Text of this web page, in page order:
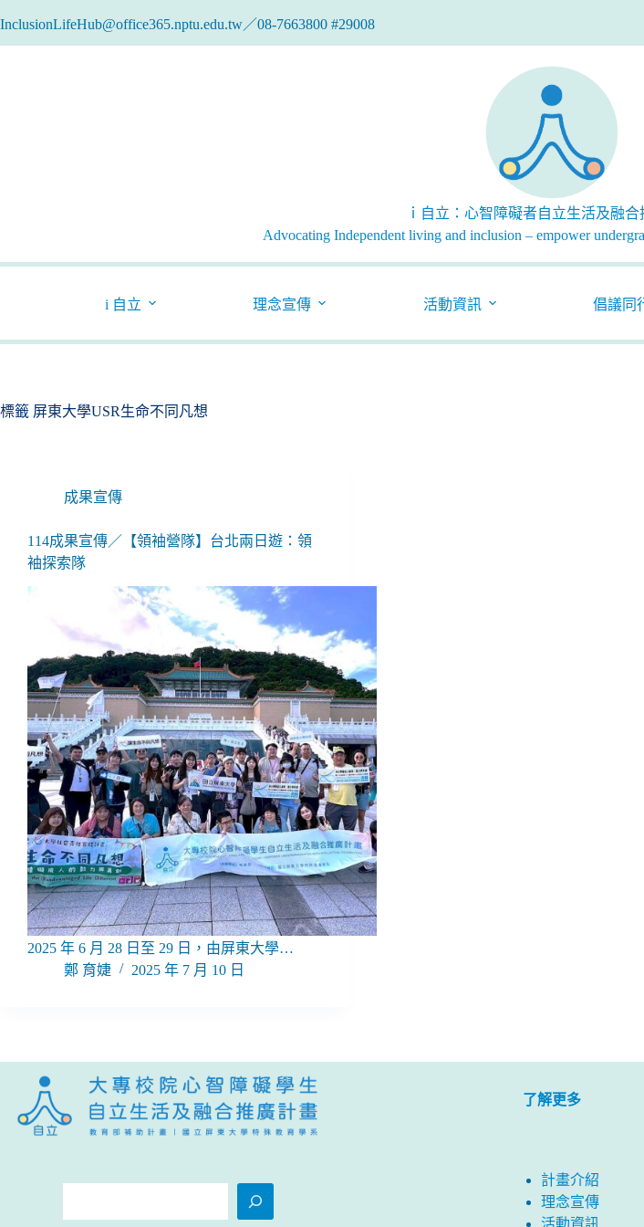
至
InclusionLifeHub@office365.nptu.edu.tw／08-7663800 #29008
ｉ自立：心智障礙者自立生活及融
Advocating Independent living and inclusion – empower
i 自立 理念宣傳 活動資訊 倡議同
標籤 屏東大學USR生命不同凡想
成果宣傳
114成果宣傳／【領袖營隊】台北兩日遊：領
袖探索隊
2025 年 6 月 28 日至 29 日，由屏東大學…
鄭 育婕
2025 年 7 月 10 日
了解更多
計畫介紹
理念宣傳
活動資訊